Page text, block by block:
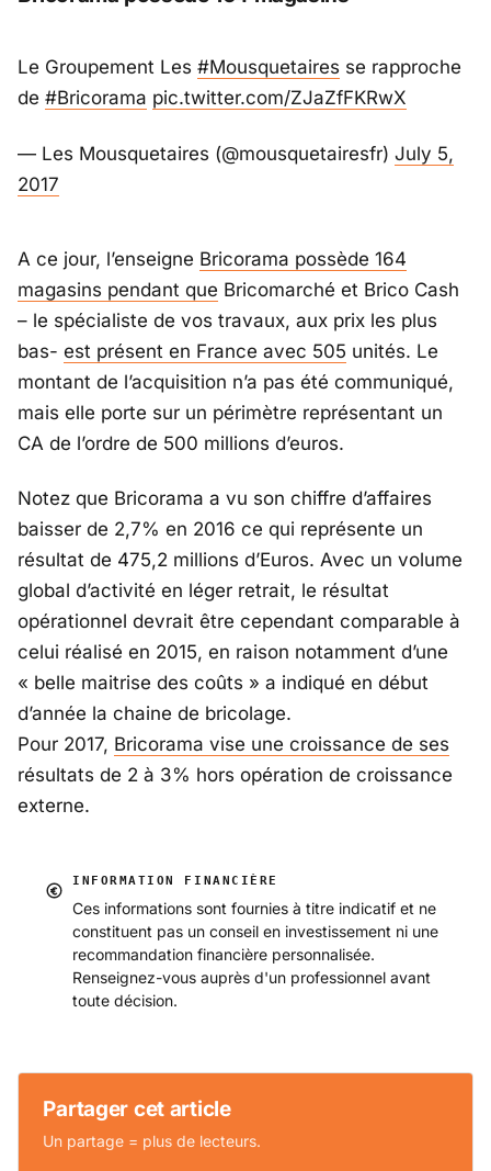
Le Groupement Les #Mousquetaires se rapproche
de #Bricorama pic.twitter.com/ZJaZfFKRwX
— Les Mousquetaires (@mousquetairesfr) July 5,
2017
A ce jour, l’enseigne Bricorama possède 164
magasins pendant que Bricomarché et Brico Cash
– le spécialiste de vos travaux, aux prix les plus
bas- est présent en France avec 505 unités. Le
montant de l’acquisition n’a pas été communiqué,
mais elle porte sur un périmètre représentant un
CA de l’ordre de 500 millions d’euros.
Notez que Bricorama a vu son chiffre d’affaires
baisser de 2,7% en 2016 ce qui représente un
résultat de 475,2 millions d’Euros. Avec un volume
global d’activité en léger retrait, le résultat
opérationnel devrait être cependant comparable à
celui réalisé en 2015, en raison notamment d’une
« belle maitrise des coûts » a indiqué en début
d’année la chaine de bricolage.
Pour 2017, Bricorama vise une croissance de ses
résultats de 2 à 3% hors opération de croissance
externe.
INFORMATION FINANCIÈRE
Ces informations sont fournies à titre indicatif et ne
constituent pas un conseil en investissement ni une
recommandation financière personnalisée.
Renseignez-vous auprès d'un professionnel avant
toute décision.
Partager cet article
Un partage = plus de lecteurs.